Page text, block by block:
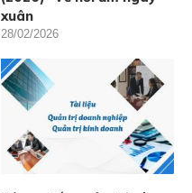
xuân
28/02/2026